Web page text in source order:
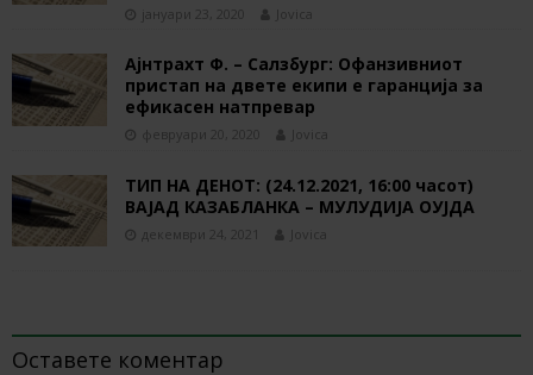
јануари 23, 2020 Jovica
Ајнтрахт Ф. – Салзбург: Офанзивниот
пристап на двете екипи е гаранција за
ефикасен натпревар
февруари 20, 2020 Jovica
ТИП НА ДЕНОТ: (24.12.2021, 16:00 часот)
ВАЈАД КАЗАБЛАНКА – МУЛУДИЈА ОУЈДА
декември 24, 2021 Jovica
Оставете коментар